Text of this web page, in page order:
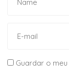
Guardar o